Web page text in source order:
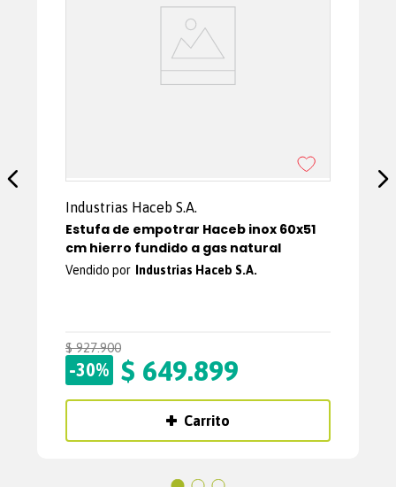
Industrias Haceb S.A.
Estufa de empotrar Haceb inox 60x51
cm hierro fundido a gas natural
Industrias Haceb S.A.
$ 927.900
-30% $ 649.899
Carrito